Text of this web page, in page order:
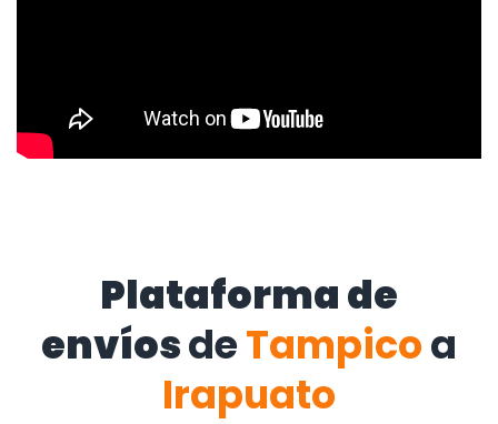
Plataforma de
envíosdeTampicoa
Irapuato